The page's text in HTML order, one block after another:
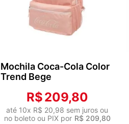
Mochila Coca-Cola Color
Trend Bege
R$209,80
até 10x R$ 20,98 sem juros ou
no boleto ou PIX por R$ 209,80
ADICIONAR AO